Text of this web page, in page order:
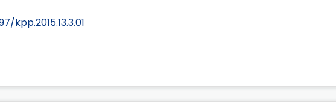
kpp.2015.13.3.01